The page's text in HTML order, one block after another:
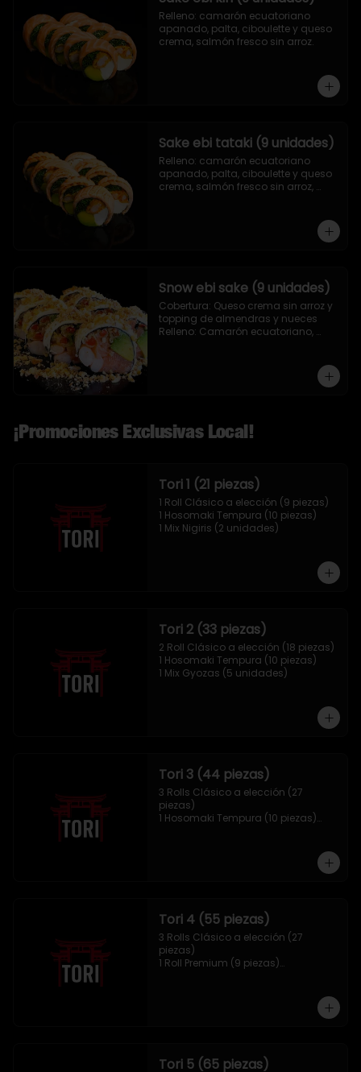
Relleno: camarón ecuatoriano
apanado, palta, ciboulette y queso
crema, salmón fresco sin arroz.
Sake ebi tataki (9 unidades)
Relleno: camarón ecuatoriano
apanado, palta, ciboulette y queso
crema, salmón fresco sin arroz,
Snow ebi sake (9 unidades)
Cobertura: Queso crema sin arroz y
topping de almendras y nueces
Relleno: Camarón ecuatoriano,
¡Promociones Exclusivas Local!
Tori 1 (21 piezas)
1 Roll Clásico a elección (9 piezas)
1 Hosomaki Tempura (10 piezas)
1 Mix Nigiris (2 unidades)
Tori 2 (33 piezas)
2 Roll Clásico a elección (18 piezas)
1 Hosomaki Tempura (10 piezas)
1 Mix Gyozas (5 unidades)
Tori 3 (44 piezas)
3 Rolls Clásico a elección (27
piezas)
1 Hosomaki Tempura (10 piezas)
Tori 4 (55 piezas)
3 Rolls Clásico a elección (27
piezas)
1 Roll Premium (9 piezas)
Tori 5 (65 piezas)